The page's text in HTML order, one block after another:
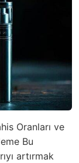
Oranları ve
Bu
artırmak